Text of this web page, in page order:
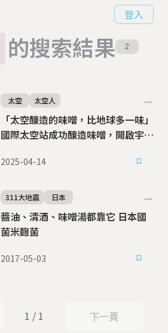
登入
的搜索結果 2
「太空釀造的味噌，比地球多一味」
國際太空站成功釀造味噌，開啟宇宙
太空 太空人
2025-04-14
醬油、清酒、味噌湯都靠它 日本國
菌米麴菌
311大地震 日本
2017-05-03
1 / 1 下一頁
下一頁